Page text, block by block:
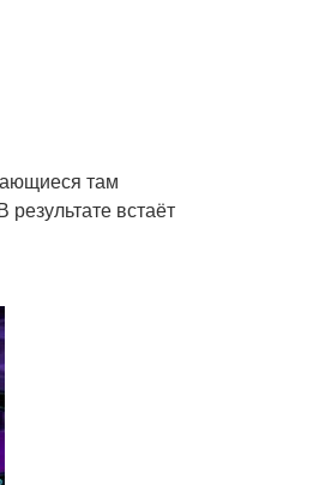
там
встаёт